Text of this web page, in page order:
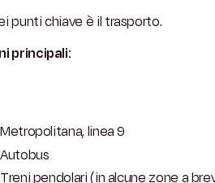
punti chiave è il trasporto.
principali:
Metropolitana, linea 9
Autobus
Treni pendolari (in alcune zone a